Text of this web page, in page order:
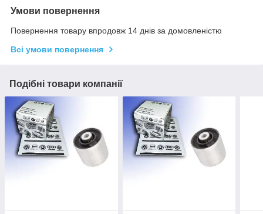
Умови повернення
Повернення товару впродовж 14 днів за домовленістю
Всі умови повернення
Подібні товари компанії